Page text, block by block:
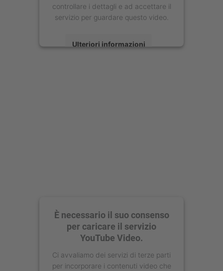
controllare i dettagli e ad accettare il
servizio per guardare questo video.
Ulteriori informazioni
È necessario il suo consenso
per caricare il servizio
YouTube Video.
Ci avvaliamo dei servizi di terze parti
per incorporare i contenuti video che